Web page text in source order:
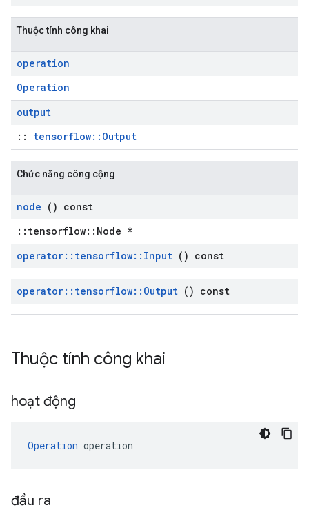
Thuộc tính công khai
operation
Operation
output
:: tensorflow::Output
Chức năng công cộng
node () const
::tensorflow::Node *
operator:: tensorflow:: Input () const
operator:: tensorflow:: Output () const
Thuộc tính công khai
hoạt động
Operation operation
đầu ra